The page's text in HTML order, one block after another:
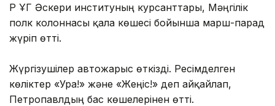
ҚР ҰГ Әскери институның курсанттары, Мәңгілік
полк колоннасы қала көшесі бойынша марш-парад
жүріп өтті.
Жүргізушілер автожарыс өткізді. Ресімделген
көліктер «Ура!» және «Жеңіс!» деп айқайлап,
Петропавлдың бас көшелерінен өтті.